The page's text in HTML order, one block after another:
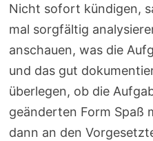
Nicht sofort kündigen,
mal sorgfältig
anschauen, was die
und das gut
überlegen, ob die
geänderten Form Spaß
dann an den